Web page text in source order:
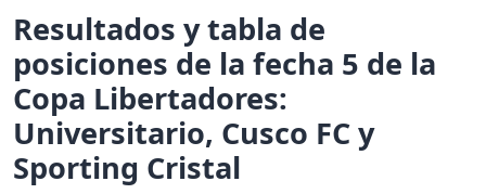
Resultados y tabla de
posiciones de la fecha 5 de la
Copa Libertadores:
Universitario, Cusco FC y
Sporting Cristal